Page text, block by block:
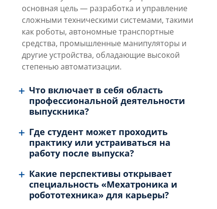
основная цель — разработка и управление
сложными техническими системами, такими
как роботы, автономные транспортные
средства, промышленные манипуляторы и
другие устройства, обладающие высокой
степенью автоматизации.
Что включает в себя область
профессиональной деятельности
выпускника?
Где студент может проходить
практику или устраиваться на
работу после выпуска?
Какие перспективы открывает
специальность «Мехатроника и
робототехника» для карьеры?